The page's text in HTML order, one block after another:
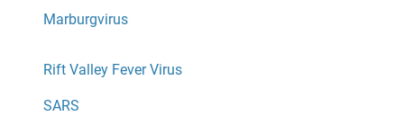
Marburgvirus
Rift Valley Fever Virus
SARS